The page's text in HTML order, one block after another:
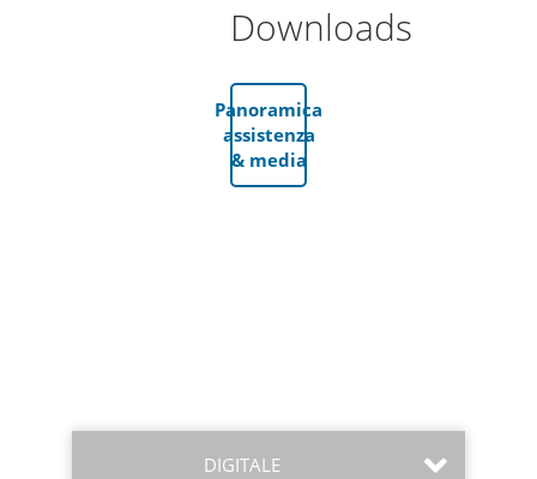
Downloads
Panoramica
assistenza
& media
DIGITALE